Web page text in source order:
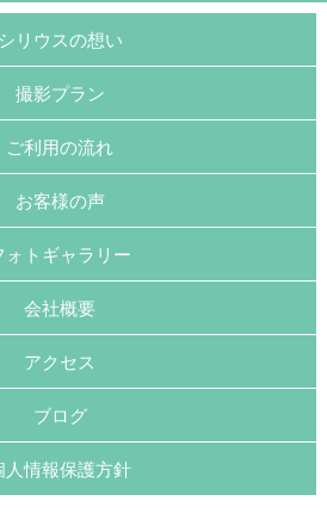
シリウスの想い
撮影プラン
ご利用の流れ
お客様の声
ォトギャラリー
会社概要
アクセス
ブログ
人情報保護方針